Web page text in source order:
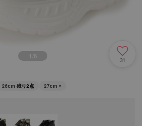
1 6
31
26cm 残り2点 27cm ○